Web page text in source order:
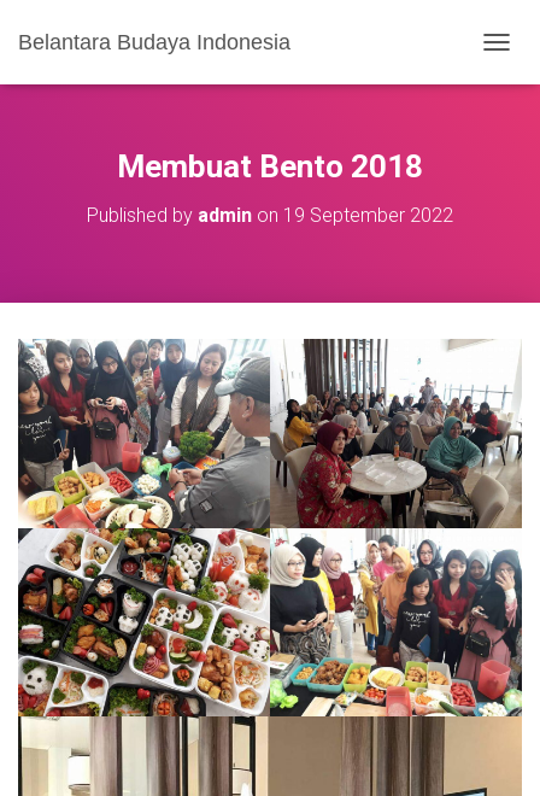
Belantara Budaya Indonesia
O
Membuat Bento 2018
Published by admin on 19 September 2022